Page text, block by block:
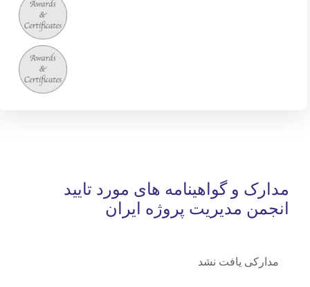
مدارک و گواهینامه های مورد تایید
انجمن مدیریت پروژه ایران
مدارکی یافت نشد